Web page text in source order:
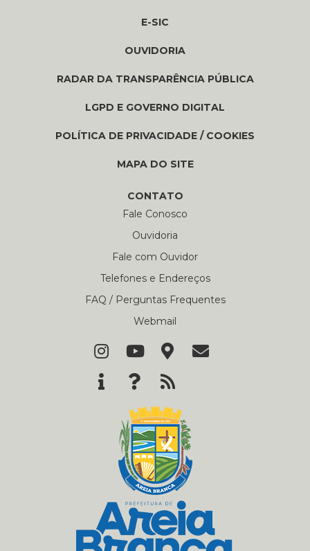
E-SIC
OUVIDORIA
RADAR DA TRANSPARÊNCIA PÚBLICA
LGPD E GOVERNO DIGITAL
POLÍTICA DE PRIVACIDADE / COOKIES
MAPA DO SITE
CONTATO
Fale Conosco
Ouvidoria
Fale com Ouvidor
Telefones e Endereços
FAQ / Perguntas Frequentes
Webmail